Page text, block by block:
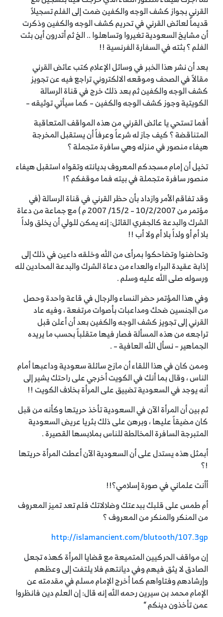
القرني بجواز كشف الوجه والكفين ضمت إلى الفلم تسجيلاً
قديماً لعائض القرني في تحريم كشف الوجه والكفين وذكرت
أن مشايخ السعودية تغيروا وتساهلوا .. الخ ثم أتدرون أين بثت
الفلم ؟ بثته في السفارة الفرنسية !!
بعد أن نشر هذا الخبر في وسائل الإعلام كتب عائض القرني
مقالاً في الصحف وموقعه الالكتروني تراجع فيه عن تجويز
كشف الوجه والكفين ثم بعد ذلك خرج في قناة الرسالة
الكويتية وجوز كشف الوجه والكفين – كما سيأتي توثيقه –
أفما تستحي يا عائض القرني من هذه المواقف المتعاقبة
المتناقضة ؟ كيف جاز له شرعاً وعرفاً أن يستقبل المخرجة
هيفاء منصور في منزله وهي سافرة متجملة ؟
تخيل أن إمام مسجدكم المعروف بديانته وتقواه استقبل هيفاء
منصور سافرة متجملة في بيته فما موقفكم ؟!
وقد تفاقم الأمر وازداد بأن حظر القرني في قناة الرسالة (في
مؤتمر من 10/2/2007 – 15/2/ 2007 م ) مع جماعة من دعاة
الشرك والبدعة كالجفري القائل: إنه يمكن للولي أن يخلق ولداً
بلا أم أو ولداً بلا أم ولا أب !!
وتحاضنوا وتضاحكوا بمرأى من الله وخلقه داعين في ذلك إلى
إذابة عقيدة البراء والعداء من دعاة الشرك والبدعة المحادين لله
ورسوله صلى الله عليه وسلم .
وفي هذا المؤتمر حضر النساء والرجال في قاعة واحدة وحصل
من الجنسين ضحك ومداعبات بأصوات مرتفعة ، وفيه عاد
القرني إلى تجويز كشف الوجه والكفين بعد أن أعلن قبل
تراجعه من هذه المسألة فصار فيها متقلباً بحسب ما يريده
الجماهير – نسأل الله العافية – .
وممن كان في هذا اللقاء أن مازح سائلة سعودية وداعبها أمام
الناس ، وقال بما أنك في الكويت أخرجي على راحتك يشير إلى
أنه يوجد في السعودية تضييق على المرأة بخلاف الكويت !!
ثم بين أن المرأة الآن في السعودية تأخذ حريتها وكأنه من قبل
كان مضيقاً عليها ، وبرهن على ذلك بثريا عريض السعودية
المتبرجة السافرة المخالطة للناس بملابسها القصيرة .
أبمثل هذه يستدل على أن السعودية الآن أعطت المرأة حريتها
!؟
أأنت علماني في صورة إسلامي؟!!
أم طمس على قلبك ببدعتك وضلالاتك فلم تعد تميز المعروف
من المنكر والمنكر من المعروف ؟
http://islamancient.com/blutooth/107.3gp
إن مواقف الحركيين المتميعة مع قضايا المرأة كهذه تجعل
الصادق لا يثق فيهم وفي ديانتهم فلا يلتفت إلى وعظهم
وإرشادهم وفتاواهم كما أخرج الإمام مسلم في مقدمته عن
الإمام محمد بن سيرين رحمه الله إنه قال: إن العلم دين فانظروا
عمن تأخذون دينكم “